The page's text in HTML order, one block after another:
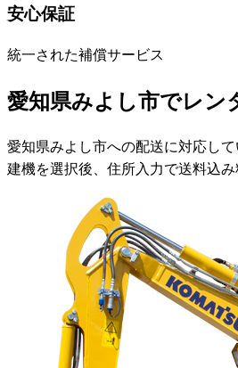
安心保証
統一された補償サービス
愛知県みよし市でレン
愛知県みよし市への配送に対応し
建機を選択後、住所入力で送料込み